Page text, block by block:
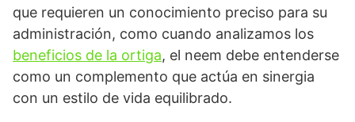
que requieren un conocimiento preciso para su
administración, como cuando analizamos los
beneficios de la ortiga, el neem debe entenderse
como un complemento que actúa en sinergia
con un estilo de vida equilibrado.